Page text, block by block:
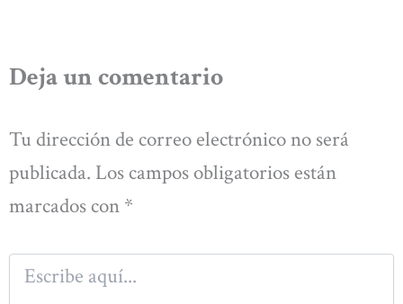
Deja un comentario
Tu dirección de correo electrónico no será
publicada. Los campos obligatorios están
marcados con *
Escribe
aquí...